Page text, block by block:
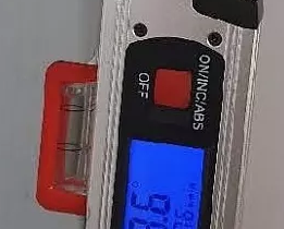
с 2010 года защищает
С нашей практикой по
за строительные недостатки и
с застройщиков вы можете
Наш опыт". Мы регулярно следим за
и практикой разрешения
можем предоставить вам самый
решения вашей проблемы.
комплексные услуги юристов и